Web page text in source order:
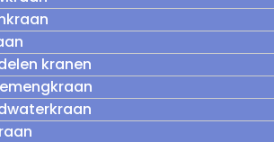
kranen